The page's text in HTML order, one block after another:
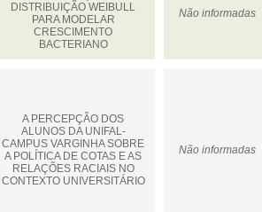
DISTRIBUIÇÃO WEIBULL
PARA MODELAR
CRESCIMENTO
BACTERIANO
Não informadas
A PERCEPÇÃO DOS
ALUNOS DA UNIFAL-
CAMPUS VARGINHA SOBRE
A POLÍTICA DE COTAS E AS
RELAÇÕES RACIAIS NO
CONTEXTO UNIVERSITÁRIO
Não informadas